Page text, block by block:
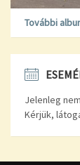
További
Jelenleg
Kérjük,